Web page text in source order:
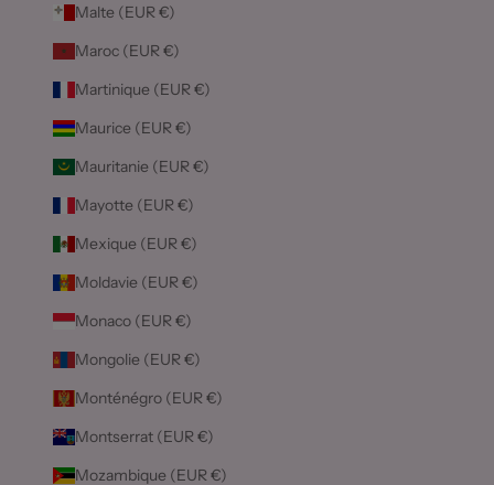
Malte (EUR €)
Maroc (EUR €)
Martinique (EUR €)
Maurice (EUR €)
Mauritanie (EUR €)
Mayotte (EUR €)
Mexique (EUR €)
Moldavie (EUR €)
Monaco (EUR €)
Mongolie (EUR €)
Monténégro (EUR €)
Montserrat (EUR €)
Mozambique (EUR €)